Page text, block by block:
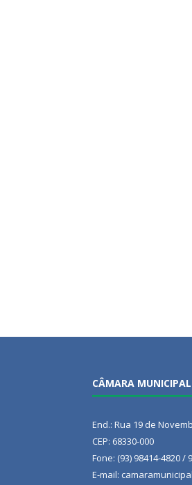
CÂMARA
End.: Rua 19 de
CEP: 68330-000
Fone: (93) 98414-4820 /
E-mail: